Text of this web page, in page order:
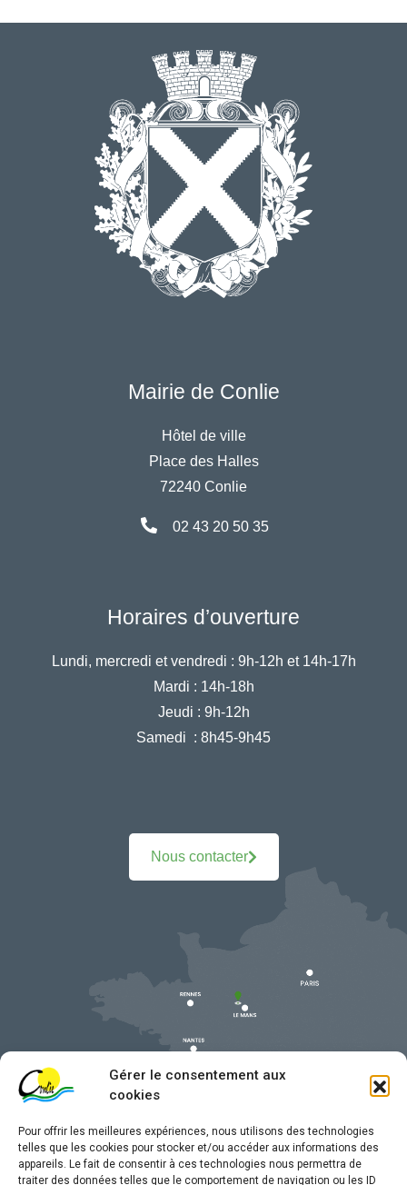
Gérer le consentement aux
cookies
Pour offrir les meilleures expériences, nous utilisons des technologies
telles que les cookies pour stocker et/ou accéder aux informations des
appareils. Le fait de consentir à ces technologies nous permettra de
traiter des données telles que le comportement de navigation ou les ID
Mairie de Conlie
Hôtel de ville
Place des Halles
72240 Conlie
02 43 20 50 35
Horaires d’ouverture
Lundi, mercredi et vendredi : 9h-12h et 14h-17h
Mardi : 14h-18h
Jeudi : 9h-12h
Samedi : 8h45-9h45
Nous contacter